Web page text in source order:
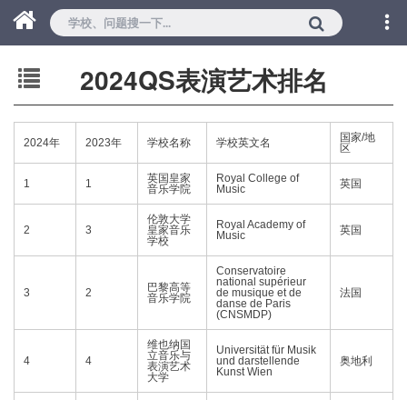
2024QS表演艺术排名
2024年 2023年 学校名称 学校英文名
国家/地
区
1 1
英国皇家
音乐学院
Royal College of
Music
英国
2 3
伦敦大学
皇家音乐
学校
Royal Academy of
Music
英国
3 2
巴黎高等
音乐学院
Conservatoire
national supérieur
de musique et de
danse de Paris
(CNSMDP)
法国
4 4
维也纳国
立音乐与
表演艺术
大学
Universität für Musik
und darstellende
Kunst Wien
奥地利